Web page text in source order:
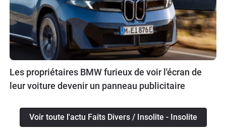
Les propriétaires BMW furieux de voir l'écran de
leur voiture devenir un panneau publicitaire
Voir toute l'actu Faits Divers / Insolite - Insolite